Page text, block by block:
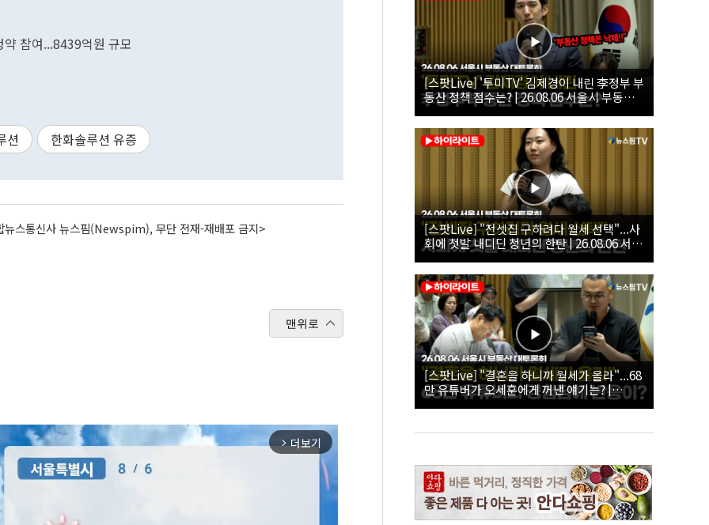
참여...8439억원 규모
션 한화솔루션 유증
뉴스통신사 뉴스핌(Newspim), 무단 전재-재배포 금지>
맨위로
arrow_forward_ios 더보기
[스팟Live] '투미TV' 김제경이 내린 李정부 부
동산 정책 점수는? | 26.08.06 서울시 부동산
대토론회
[스팟Live] "전셋집 구하려다 월세 선택"...사
회에 첫발 내디딘 청년의 한탄 | 26.08.06 서울
시 부동산 대토론회
[스팟Live] "결혼을 하니까 월세가 올라"...68
만 유튜버가 오세훈에게 꺼낸 얘기는? |
26.08.06 서울시 부동산 대토론회